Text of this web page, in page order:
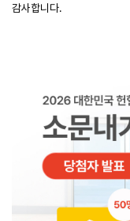
감사합니다.